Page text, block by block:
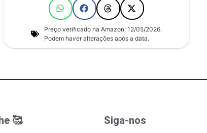
Preço verificado na Amazon: 12/05/2026.
Podem haver alterações após a data.
🥰 Siga-nos